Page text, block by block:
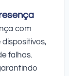
com
falhas.